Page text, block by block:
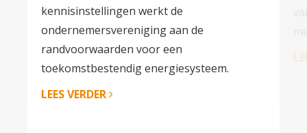
kennisinstellingen werkt de
ondernemersvereniging aan de
randvoorwaarden voor een
toekomstbestendig energiesysteem.
LEES VERDER